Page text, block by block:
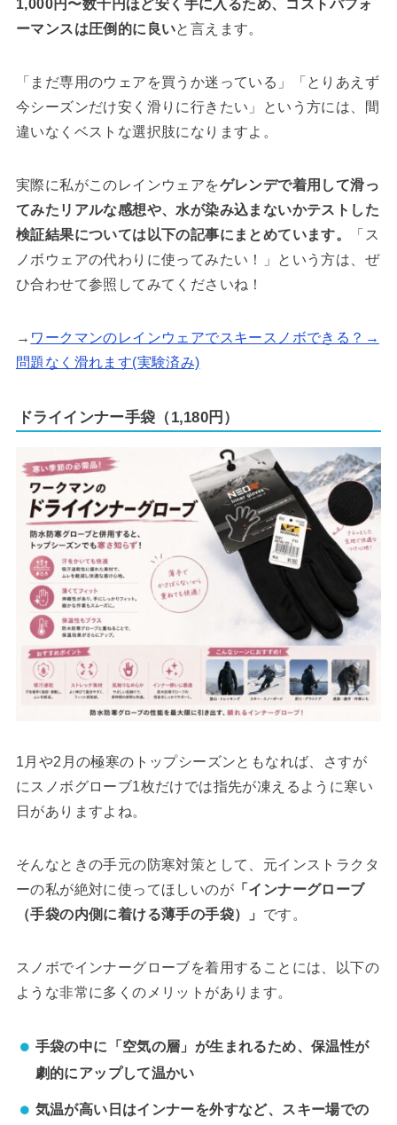
1,000円〜数千円ほど安く手に入るため、コストパフォ
ーマンスは圧倒的に良いと言えます。
「まだ専用のウェアを買うか迷っている」「とりあえず
今シーズンだけ安く滑りに行きたい」という方には、間
違いなくベストな選択肢になりますよ。
実際に私がこのレインウェアをゲレンデで着用して滑っ
てみたリアルな感想や、水が染み込まないかテストした
検証結果については以下の記事にまとめています。
「ス
ノボウェアの代わりに使ってみたい！」という方は、ぜ
ひ合わせて参照してみてくださいね！
→ ワークマンのレインウェアでスキースノボできる？→
問題なく滑れます(実験済み)
ドライインナー手袋（1,180円）
1月や2月の極寒のトップシーズンともなれば、さすが
にスノボグローブ1枚だけでは指先が凍えるように寒い
日がありますよね。
そんなときの手元の防寒対策として、元インストラクタ
ーの私が絶対に使ってほしいのが「インナーグローブ
（手袋の内側に着ける薄手の手袋）」 です。
スノボでインナーグローブを着用することには、以下の
ような非常に多くのメリットがあります。
手袋の中に「空気の層」が生まれるため、保温性が
劇的にアップして温かい
気温が高い日はインナーを外すなど、スキー場での